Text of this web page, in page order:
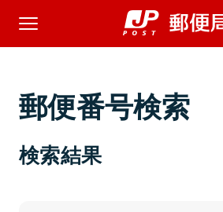
郵便番号検索
検索結果